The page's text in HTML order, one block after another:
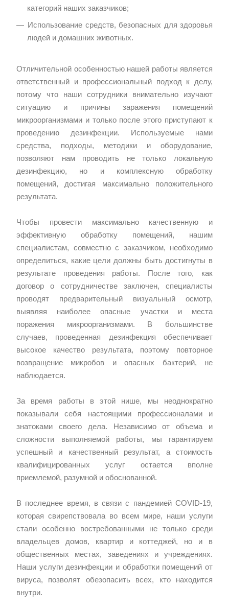
категорий наших заказчиков;
Использование средств, безопасных для здоровья
людей и домашних животных.
Отличительной особенностью нашей работы является
ответственный и профессиональный подход к делу,
потому что наши сотрудники внимательно изучают
ситуацию и причины заражения помещений
микроорганизмами и только после этого приступают к
проведению дезинфекции. Используемые нами
средства, подходы, методики и оборудование,
позволяют нам проводить не только локальную
дезинфекцию, но и комплексную обработку
помещений, достигая максимально положительного
результата.
Чтобы провести максимально качественную и
эффективную обработку помещений, нашим
специалистам, совместно с заказчиком, необходимо
определиться, какие цели должны быть достигнуты в
результате проведения работы. После того, как
договор о сотрудничестве заключен, специалисты
проводят предварительный визуальный осмотр,
выявляя наиболее опасные участки и места
поражения микроорганизмами. В большинстве
случаев, проведенная дезинфекция обеспечивает
высокое качество результата, поэтому повторное
возвращение микробов и опасных бактерий, не
наблюдается.
За время работы в этой нише, мы неоднократно
показывали себя настоящими профессионалами и
знатоками своего дела. Независимо от объема и
сложности выполняемой работы, мы гарантируем
успешный и качественный результат, а стоимость
квалифицированных услуг остается вполне
приемлемой, разумной и обоснованной.
В последнее время, в связи с пандемией COVID-19,
которая свирепствовала во всем мире, наши услуги
стали особенно востребованными не только среди
владельцев домов, квартир и коттеджей, но и в
общественных местах, заведениях и учреждениях.
Наши услуги дезинфекции и обработки помещений от
вируса, позволят обезопасить всех, кто находится
внутри.